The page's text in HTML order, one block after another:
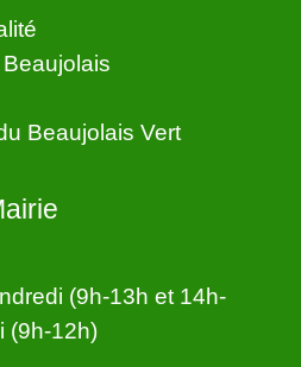
Beaujolais Vert
(9h-13h et 14h-
(9h-12h)